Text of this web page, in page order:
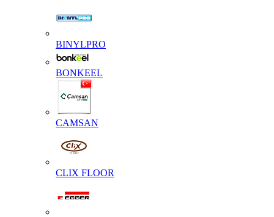
BINYLPRO
BONKEEL
CAMSAN
CLIX FLOOR